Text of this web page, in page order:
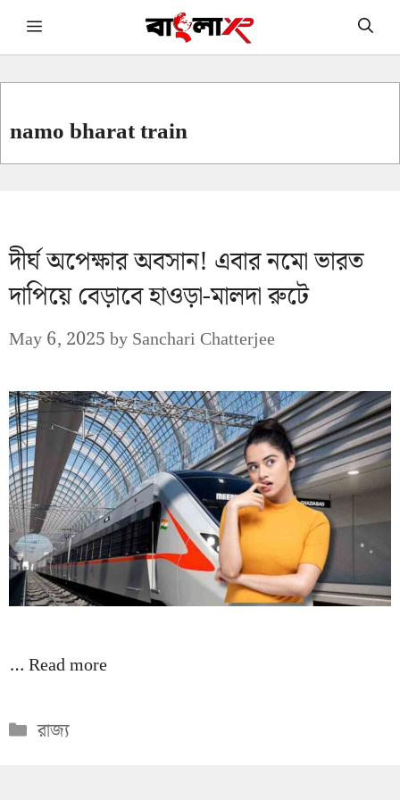
Skip Menu
namo bharat train
দীর্ঘ অপেক্ষার অবসান! এবার নমো ভারত
দাপিয়ে বেড়াবে হাওড়া-মালদা রুটে
May 6, 2025bySanchari Chatterjee
…Read more
Categories
রাজ্য